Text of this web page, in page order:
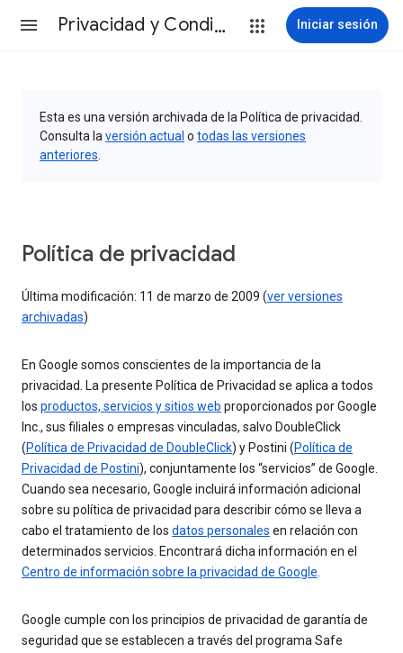
Privacidad y Condiciones Iniciar sesión
Esta es una versión archivada de la Política de privacidad.
Consulta la versión actual o todas las versiones
anteriores
Política de privacidad
Última modificación: 11 de marzo de 2009 (ver versiones
archivadas)
En Google somos conscientes de la importancia de la
privacidad. La presente Política de Privacidad se aplica a todos
los productos, servicios y sitios web proporcionados por Google
Inc., sus filiales o empresas vinculadas, salvo DoubleClick
(Política de Privacidad de DoubleClick) y Postini (Política de
Privacidad de Postini), conjuntamente los “servicios” de Google.
Cuando sea necesario, Google incluirá información adicional
sobre su política de privacidad para describir cómo se lleva a
cabo el tratamiento de los datos personales en relación con
determinados servicios. Encontrará dicha información en el
Centro de información sobre la privacidad de Google
Google cumple con los principios de privacidad de garantía de
seguridad que se establecen a través del programa Safe